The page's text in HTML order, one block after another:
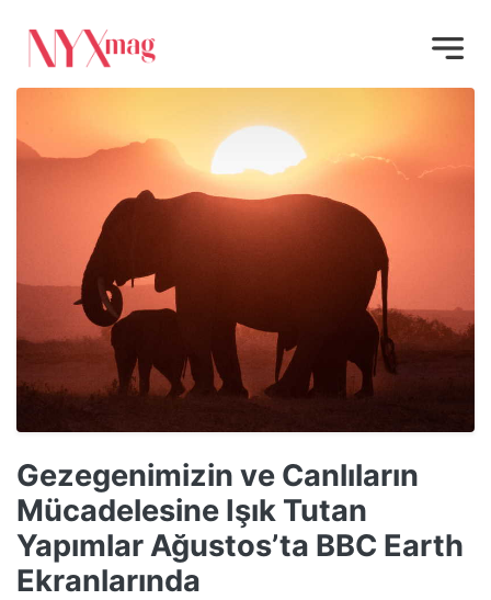
Gezegenimizin ve Canlıların
Mücadelesine Işık Tutan
Yapımlar Ağustos’ta BBC Earth
Ekranlarında